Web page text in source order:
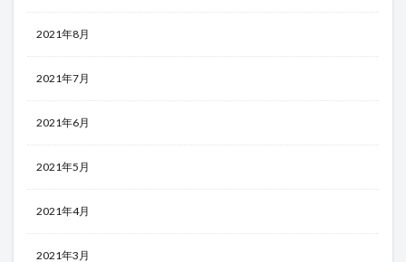
2021年8月
2021年7月
2021年6月
2021年5月
2021年4月
2021年3月